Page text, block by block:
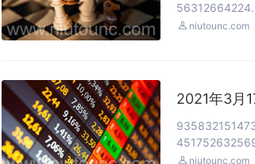
 niutounc.com
2021年3月
 niutounc.com